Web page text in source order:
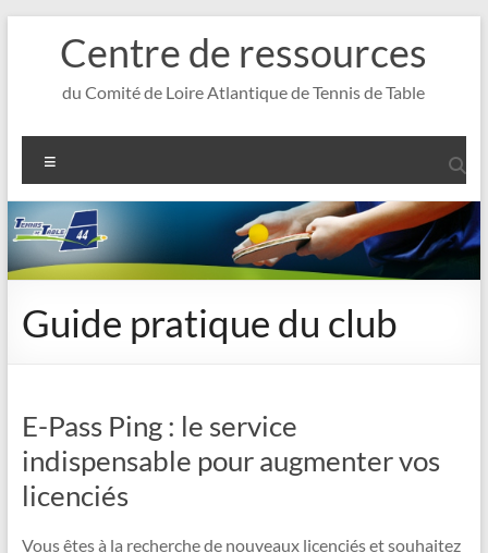
contenuCentre de ressources
du Comité de Loire Atlantique de Tennis de Table
Guide pratique du club
E-Pass Ping : le service
indispensable pour augmenter vos
licenciés
Vous êtes à la recherche de nouveaux licenciés et souhaitez